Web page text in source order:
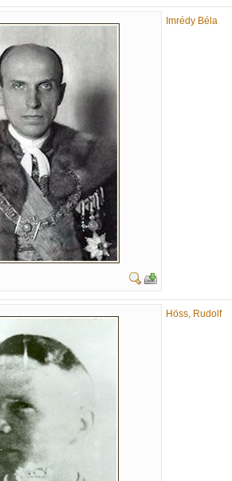
Imrédy Béla
Höss, Rudolf